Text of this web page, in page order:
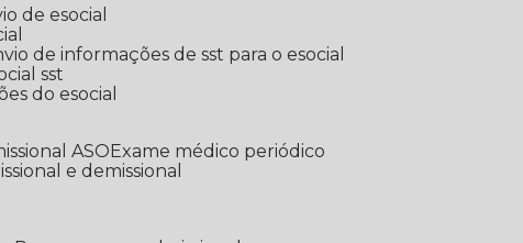
de esocial
de informações de sst para o esocial
sst
do esocial
ASO
Exame médico periódico
e demissional